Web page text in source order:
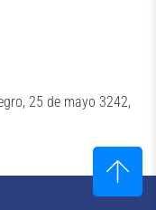
25 de mayo 3242,